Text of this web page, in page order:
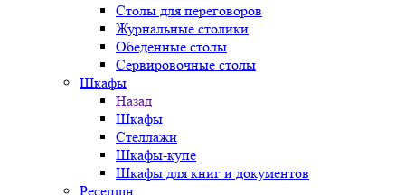
Столы для переговоров
Журнальные столики
Обеденные столы
Сервировочные столы
Шкафы
Назад
Шкафы
Стеллажи
Шкафы-купе
Шкафы для книг и документов
Ресепшн